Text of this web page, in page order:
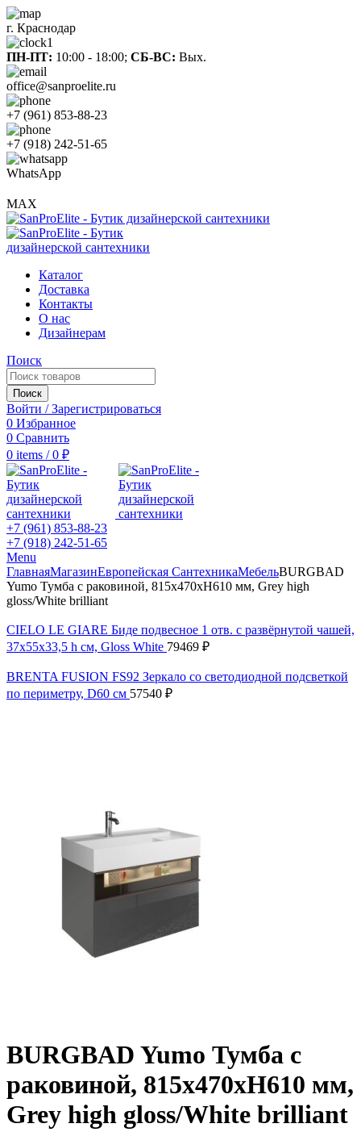
г. Краснодар
ПН-ПТ: 10:00 - 18:00; СБ-ВС: Вых.
office@sanproelite.ru
+7 (961) 853-88-23
+7 (918) 242-51-65
WhatsApp
MAX
Каталог
Доставка
Контакты
О нас
Дизайнерам
Поиск
Поиск
Войти / Зарегистрироваться
0 Избранное
0 Сравнить
0 items / 0 ₽
+7 (961) 853-88-23
+7 (918) 242-51-65
Menu
ГлавнаяМагазинЕвропейская СантехникаМебельBURGBAD
Yumo Тумба с раковиной, 815х470хH610 мм, Grey high
gloss/White brilliant
CIELO LE GIARE Биде подвесное 1 отв. с развёрнутой чашей,
37x55x33,5 h см, Gloss White 79469 ₽
BRENTA FUSION FS92 Зеркало со светодиодной подсветкой
по периметру, D60 см 57540 ₽
BURGBAD Yumo Тумба с
раковиной, 815х470хH610 мм,
Grey high gloss/White brilliant